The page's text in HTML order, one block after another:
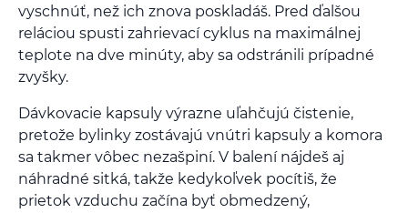
vyschnúť, než ich znova poskladáš. Pred ďalšou
reláciou spusti zahrievací cyklus na maximálnej
teplote na dve minúty, aby sa odstránili prípadné
zvyšky.
Dávkovacie kapsuly výrazne uľahčujú čistenie,
pretože bylinky zostávajú vnútri kapsuly a komora
sa takmer vôbec nezašpiní. V balení nájdeš aj
náhradné sitká, takže kedykoľvek pocítiš, že
prietok vzduchu začína byť obmedzený,